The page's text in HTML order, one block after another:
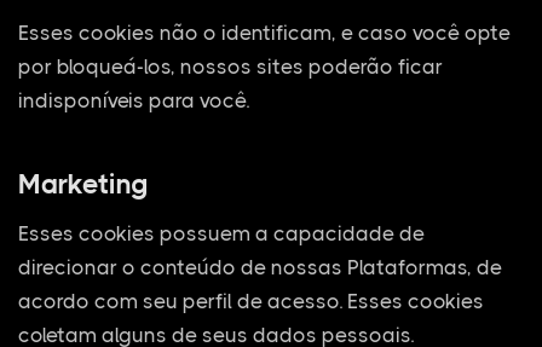
Esses cookies não o identificam, e caso você opte
por bloqueá-los, nossos sites poderão ficar
indisponíveis para você.
Marketing
Esses cookies possuem a capacidade de
direcionar o conteúdo de nossas Plataformas, de
acordo com seu perfil de acesso. Esses cookies
coletam alguns de seus dados pessoais.